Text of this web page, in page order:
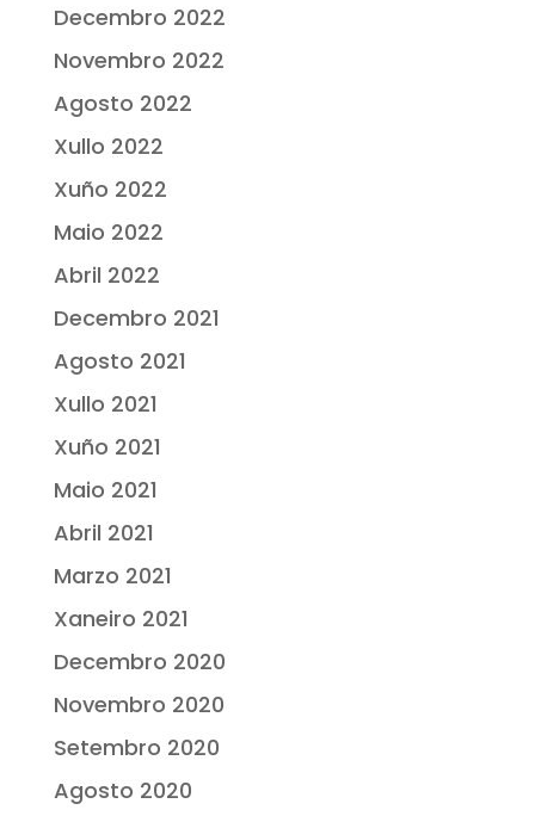
Decembro 2022
Novembro 2022
Agosto 2022
Xullo 2022
Xuño 2022
Maio 2022
Abril 2022
Decembro 2021
Agosto 2021
Xullo 2021
Xuño 2021
Maio 2021
Abril 2021
Marzo 2021
Xaneiro 2021
Decembro 2020
Novembro 2020
Setembro 2020
Agosto 2020